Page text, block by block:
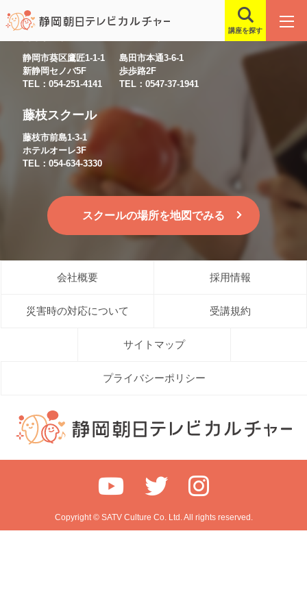
講座を探す
静岡市葵区鷹匠1-1-1
新静岡セノバ5F
TEL：054-251-4141
島田市本通3-6-1
歩歩路2F
TEL：0547-37-1941
藤枝スクール
藤枝市前島1-3-1
ホテルオーレ3F
TEL：054-634-3330
スクールの場所を地図でみる
会社概要 採用情報
災害時の対応について 受講規約
サイトマップ
プライバシーポリシー
Copyright © SATV Culture Co. Ltd. All rights reserved.